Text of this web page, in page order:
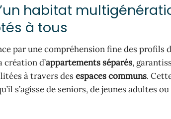
habitat
à tous
par une compréhension fine des profils
d’appartements séparés,
à travers des espaces communs.
s’agisse de seniors, de jeunes adultes ou